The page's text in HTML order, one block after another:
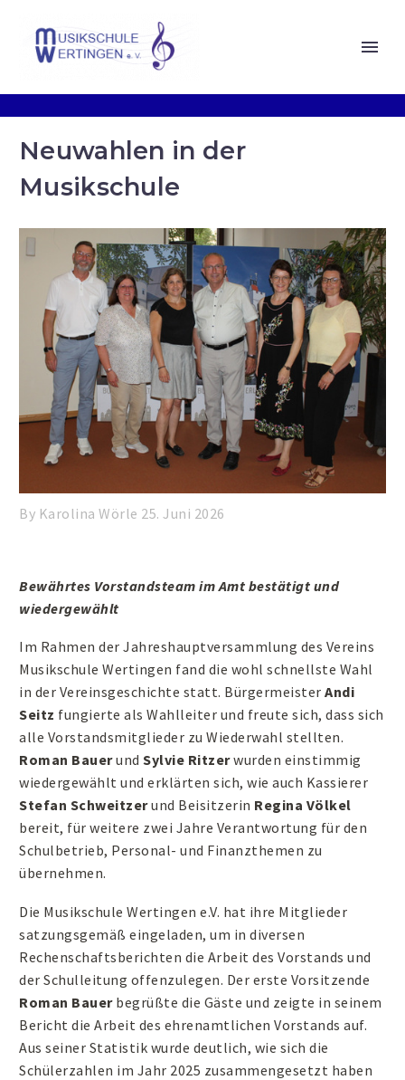
Neuwahlen in der
Musikschule
By Karolina Wörle 25. Juni 2026
Bewährtes Vorstandsteam im Amt bestätigt und
wiedergewählt
Im Rahmen der Jahreshauptversammlung des Vereins
Musikschule Wertingen fand die wohl schnellste Wahl
in der Vereinsgeschichte statt. Bürgermeister Andi
Seitz fungierte als Wahlleiter und freute sich, dass sich
alle Vorstandsmitglieder zu Wiederwahl stellten.
Roman Bauerund Sylvie Ritzerwurden einstimmig
wiedergewählt und erklärten sich, wie auch Kassierer
Stefan Schweitzerund Beisitzerin Regina Völkel
bereit, für weitere zwei Jahre Verantwortung für den
Schulbetrieb, Personal- und Finanzthemen zu
übernehmen.
Die Musikschule Wertingen e.V. hat ihre Mitglieder
satzungsgemäß eingeladen, um in diversen
Rechenschaftsberichten die Arbeit des Vorstands und
der Schulleitung offenzulegen. Der erste Vorsitzende
Roman Bauerbegrüßte die Gäste und zeigte in seinem
Bericht die Arbeit des ehrenamtlichen Vorstands auf.
Aus seiner Statistik wurde deutlich, wie sich die
Schülerzahlen im Jahr 2025 zusammengesetzt haben